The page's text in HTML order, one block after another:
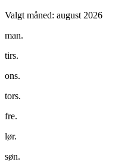
Valgt måned: august 2026
man.
tirs.
ons.
tors.
fre.
lør.
søn.